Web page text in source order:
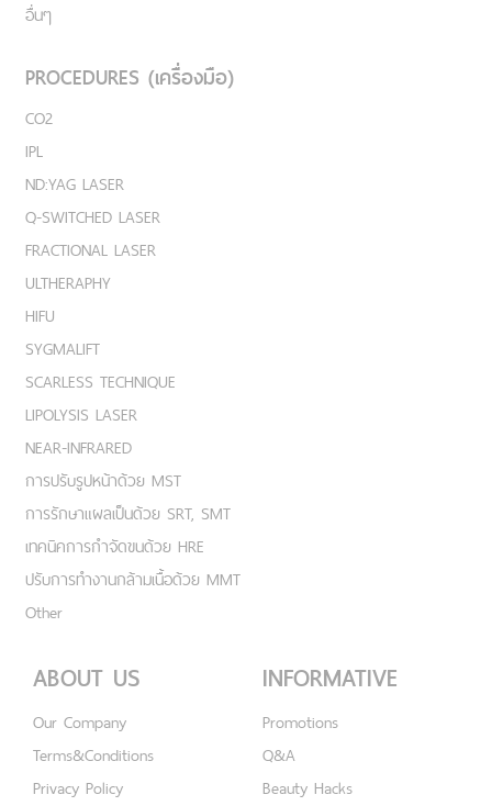
อื่นๆ
PROCEDURES (เครื่องมือ)
CO2
IPL
ND:YAG LASER
Q-SWITCHED LASER
FRACTIONAL LASER
ULTHERAPHY
HIFU
SYGMALIFT
SCARLESS TECHNIQUE
LIPOLYSIS LASER
NEAR-INFRARED
การปรับรูปหน้าด้วย MST
การรักษาแผลเป็นด้วย SRT, SMT
เทคนิคการกำจัดขนด้วย HRE
ปรับการทำงานกล้ามเนื้อด้วย MMT
Other
ABOUT US
Our Company
Terms&Conditions
Privacy Policy
INFORMATIVE
Promotions
Q&A
Beauty Hacks